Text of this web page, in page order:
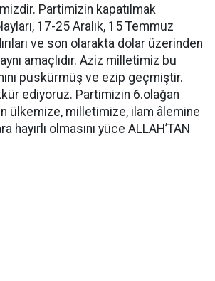
Partimizin kapatılmak
17-25 Aralık, 15 Temmuz
ve son olarakta dolar üzerinden
amaçlıdır. Aziz milletimiz bu
püskürmüş ve ezip geçmiştir.
ediyoruz. Partimizin 6.olağan
ülkemize, milletimize, ilam âlemine
hayırlı olmasını yüce ALLAH’TAN